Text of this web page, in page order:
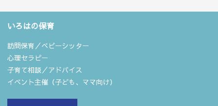
いろはの保育
訪問保育／ベビーシッター
心理セラピー
子育て相談／アドバイス
イベント主催（子ども、ママ向け）